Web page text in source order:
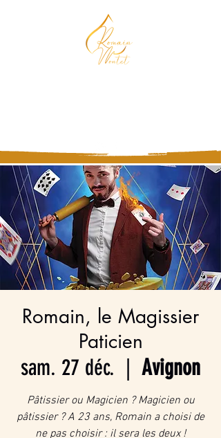
Romain, le Magissier
Paticien
sam. 27 déc.
  |
Avignon
Pâtissier ou Magicien ? Magicien ou
pâtissier ? A 23 ans, Romain a choisi de
ne pas choisir : il sera les deux !